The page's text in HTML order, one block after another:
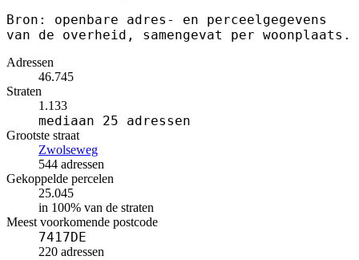
Bron: openbare adres- en perceelgegevens
van de overheid, samengevat per woonplaats.
Adressen
46.745
Straten
1.133
mediaan 25 adressen
Grootste straat
Zwolseweg
544 adressen
Gekoppelde percelen
25.045
in 100% van de straten
Meest voorkomende postcode
7417DE
220 adressen